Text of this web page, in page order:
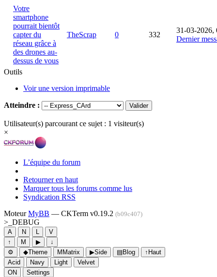
Votre
smartphone
pourrait bientôt
capter du
réseau grâce à
des drones au-
dessus de vous
TheScrap 0 332
31-03-2026,
Dernier
Outils
Voir une version imprimable
Atteindre :
Utilisateur(s) parcourant ce sujet : 1 visiteur(s)
×
L’équipe du forum
Retourner en haut
Marquer tous les forums comme lus
Syndication RSS
MoteurMyBB — CKTerm v0.19.2 (b09c407)
>_ DEBUG
A N L
V
↑
M ▶
↓
⚙
◆Theme M Matrix ▶Side ▤Blog ↑ Haut
Acid
Navy Light
Velvet
ON
Settings